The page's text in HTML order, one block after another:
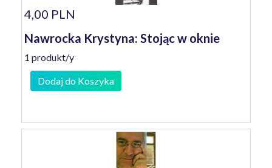
4,00 PLN
Nawrocka Krystyna: Stojąc w oknie
1 produkt/y
Dodaj do Koszyka